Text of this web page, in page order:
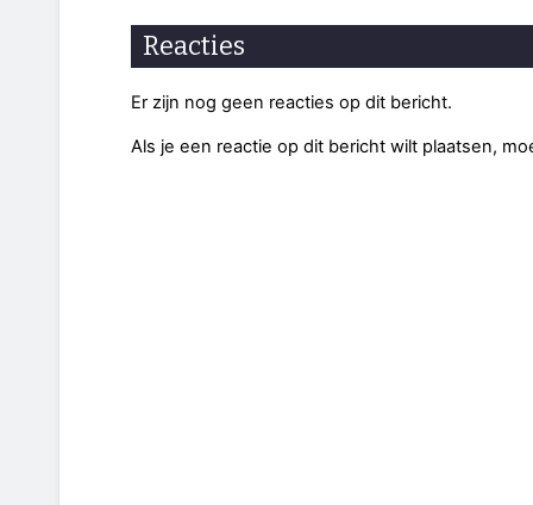
Reacties
Er zijn nog geen reacties op dit bericht.
Als je een reactie op dit bericht wilt plaatsen,